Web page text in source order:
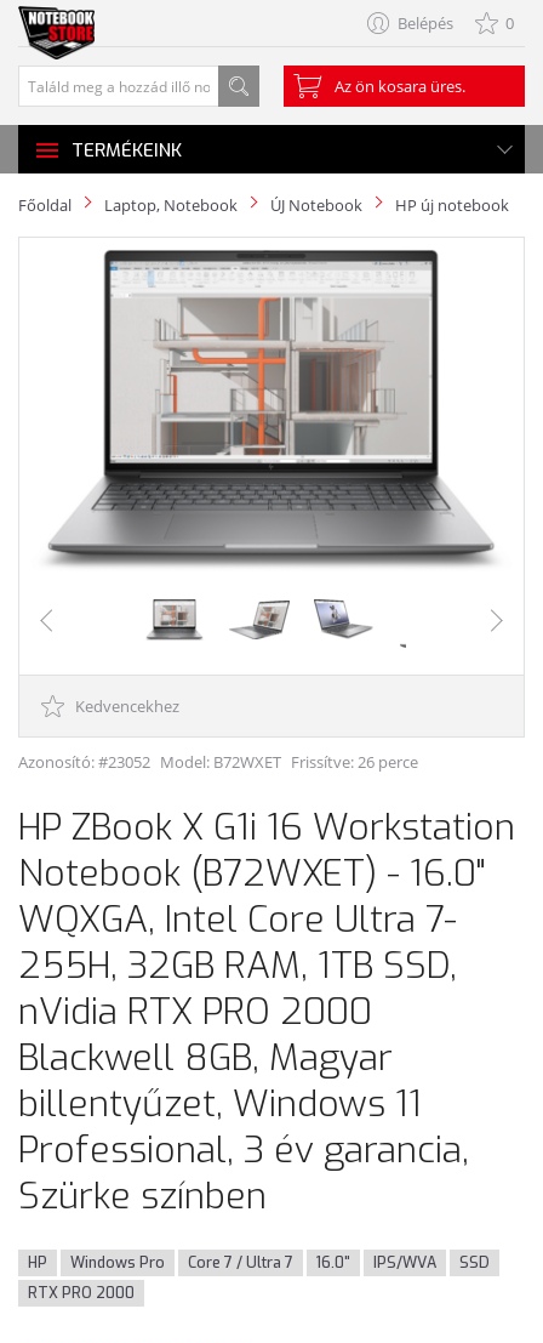
Belépés 0
Az ön kosara üres.
TERMÉKEINK
Főoldal Laptop, Notebook ÚJ Notebook HP új notebook
Kedvencekhez
Azonosító: #23052 Model: B72WXET Frissítve: 26 perce
HP ZBook X G1i 16 Workstation
Notebook (B72WXET) - 16.0"
WQXGA, Intel Core Ultra 7-
255H, 32GB RAM, 1TB SSD,
nVidia RTX PRO 2000
Blackwell 8GB, Magyar
billentyűzet, Windows 11
Professional, 3 év garancia,
Szürke színben
HP Windows Pro Core 7 / Ultra 7 16.0" IPS/WVA
SSD
RTX PRO 2000